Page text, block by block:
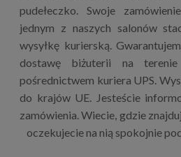
pudełeczko. Swoje
jednym z naszych salonów
wysyłkę kurierską.
dostawę biżuterii na
pośrednictwem kuriera UPS.
do krajów UE. Jesteście
zamówienia. Wiecie, gdzie
oczekujecie na nią spokojnie